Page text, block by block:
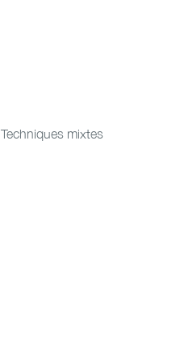
Techniques mixtes